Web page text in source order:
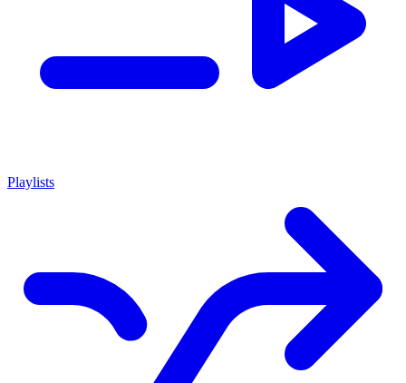
Playlists